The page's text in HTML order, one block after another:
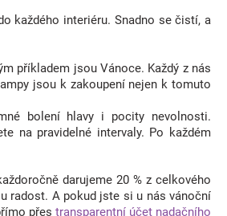
každého interiéru. Snadno se čistí, a
příkladem jsou Vánoce. Každý z nás
jsou k zakoupení nejen k tomuto
bolení hlavy i pocity nevolnosti.
na pravidelné intervaly. Po každém
darujeme 20 % z celkového
radost. A pokud jste si u nás vánoční
přes transparentní účet nadačního